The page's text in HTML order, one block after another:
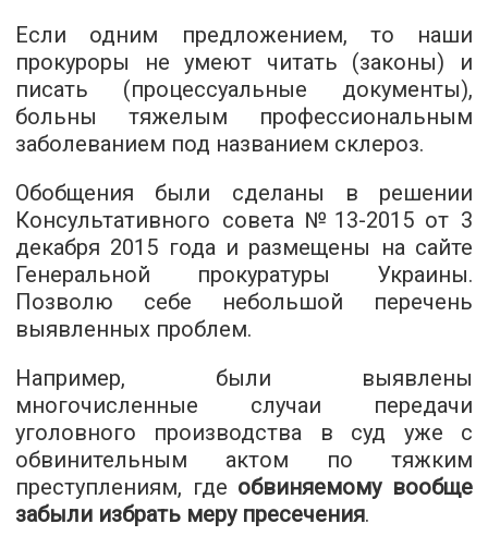
Если одним предложением, то наши
прокуроры не умеют читать (законы) и
писать (процессуальные документы),
больны тяжелым профессиональным
заболеванием под названием склероз.
Обобщения были сделаны в решении
Консультативного совета №13-2015 от 3
декабря 2015 года и размещены на сайте
Генеральной прокуратуры Украины.
Позволю себе небольшой перечень
выявленных проблем.
Например, были выявлены
многочисленные случаи передачи
уголовного производства в суд уже с
обвинительным актом по тяжким
преступлениям, где обвиняемому вообще
забыли избрать меру пресечения.